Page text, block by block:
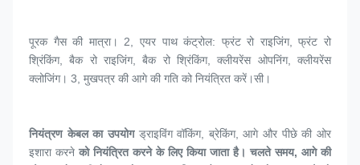
पूरक गैस की मात्रा। 2, एयर पाथ कंट्रोल: फ्रंट रो राइजिंग, फ्रंट रो
श्रिंकिंग, बैक रो राइजिंग, बैक रो श्रिंकिंग, क्लीयरेंस ओपनिंग, क्लीयरेंस
क्लोजिंग। 3, मुखपत्र की आगे की गति को नियंत्रित करें।सी।
नियंत्रण केबल का उपयोग ड्राइविंग वॉकिंग, ब्रेकिंग, आगे और पीछे की ओर
इशारा करने को नियंत्रित करने के लिए किया जाता है। चलते समय, आगे की